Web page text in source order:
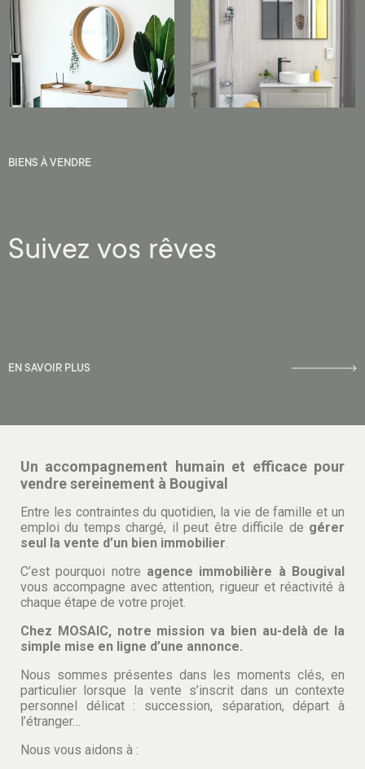
BIENS À VENDRE
Suivez vos rêves
EN SAVOIR PLUS
Un accompagnement humain et efficace pour
vendre sereinement à Bougival
Entre les contraintes du quotidien, la vie de famille et un
emploi du temps chargé, il peut être difficile de gérer
seul la vente d’un bien immobilier.
C’est pourquoi notre agence immobilière à Bougival
vous accompagne avec attention, rigueur et réactivité à
chaque étape de votre projet.
Chez MOSAIC, notre mission va bien au-delà de la
simple mise en ligne d’une annonce.
Nous sommes présentes dans les moments clés, en
particulier lorsque la vente s’inscrit dans un contexte
personnel délicat : succession, séparation, départ à
l’étranger…
Nous vous aidons à :